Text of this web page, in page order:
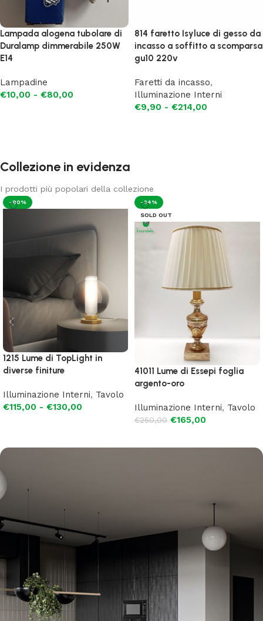
Lampada alogena tubolare di
Duralamp dimmerabile 250W
E14
Lampadine
€10,00 - €80,00
814 faretto Isyluce di gesso da
incasso a soffitto a scomparsa
gu10 220v
Faretti da incasso,
Illuminazione Interni
€9,90 - €214,00
Collezione in evidenza
I prodotti più popolari della collezione
-90%
1215 Lume di TopLight in
diverse finiture
Illuminazione Interni, Tavolo
€115,00 - €130,00
-34%
SOLD OUT
41011 Lume di Essepi foglia
argento-oro
Illuminazione Interni, Tavolo
€250,00 €165,00